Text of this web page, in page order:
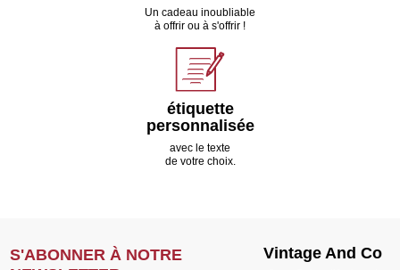
Un cadeau inoubliable
à offrir ou à s'offrir !
étiquette
personnalisée
avec le texte
de votre choix.
S'ABONNER À NOTRE
Vintage And Co